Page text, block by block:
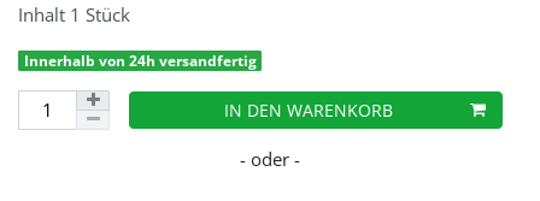
Inhalt 1 Stück
Innerhalb von 24h versandfertig
IN DEN WARENKORB